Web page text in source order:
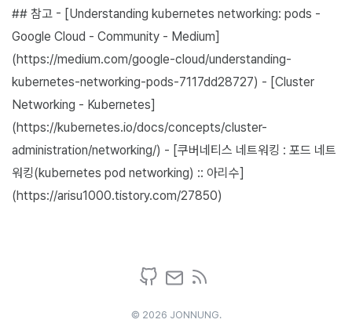
## 참고 - [Understanding kubernetes networking: pods -
Google Cloud - Community - Medium]
(https://medium.com/google-cloud/understanding-
kubernetes-networking-pods-7117dd28727) - [Cluster
Networking - Kubernetes]
(https://kubernetes.io/docs/concepts/cluster-
administration/networking/) - [쿠버네티스 네트워킹 : 포드 네트
워킹(kubernetes pod networking) :: 아리수]
(https://arisu1000.tistory.com/27850)
© 2026 JONNUNG.